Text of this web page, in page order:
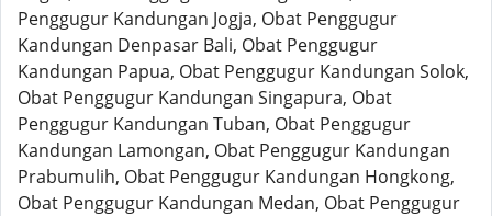
Penggugur Kandungan Jogja, Obat Penggugur
Kandungan Denpasar Bali, Obat Penggugur
Kandungan Papua, Obat Penggugur Kandungan Solok,
Obat Penggugur Kandungan Singapura, Obat
Penggugur Kandungan Tuban, Obat Penggugur
Kandungan Lamongan, Obat Penggugur Kandungan
Prabumulih, Obat Penggugur Kandungan Hongkong,
Obat Penggugur Kandungan Medan, Obat Penggugur